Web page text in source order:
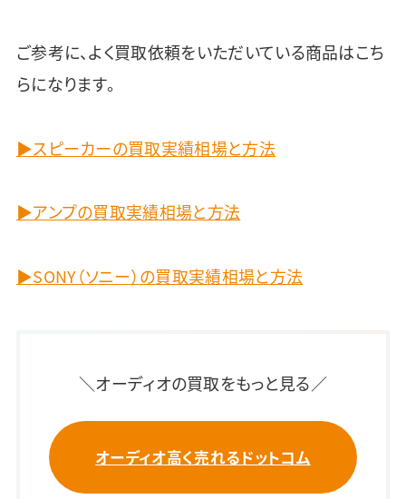
ご参考に、よく買取依頼をいただいている商品はこち
らになります。
▶スピーカーの買取実績相場と方法
▶アンプの買取実績相場と方法
▶SONY（ソニー）の買取実績相場と方法
＼オーディオの買取をもっと見る／
オーディオ高く売れるドットコム